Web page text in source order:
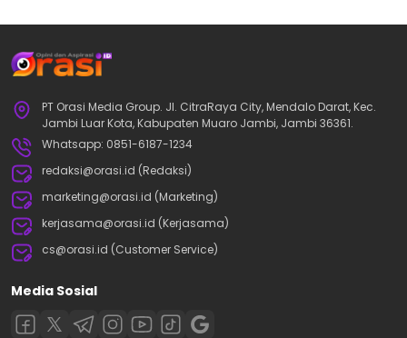
PT Orasi Media Group. Jl. CitraRaya City, Mendalo Darat, Kec.
Jambi Luar Kota, Kabupaten Muaro Jambi, Jambi 36361.
Whatsapp: 0851-6187-1234
redaksi@orasi.id (Redaksi)
marketing@orasi.id (Marketing)
kerjasama@orasi.id (Kerjasama)
cs@orasi.id (Customer Service)
Media Sosial